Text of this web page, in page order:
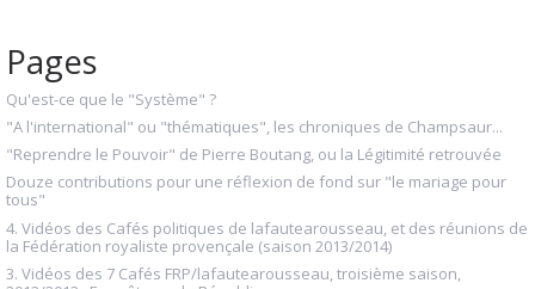
Pages
Qu'est-ce que le "Système" ?
"A l'international" ou "thématiques", les chroniques de Champsaur...
"Reprendre le Pouvoir" de Pierre Boutang, ou la Légitimité retrouvée
Douze contributions pour une réflexion de fond sur "le mariage pour
tous"
4. Vidéos des Cafés politiques de lafautearousseau, et des réunions de
la Fédération royaliste provençale (saison 2013/2014)
3. Vidéos des 7 Cafés FRP/lafautearousseau, troisième saison,